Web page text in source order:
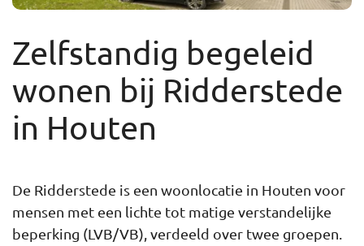
Zelfstandig begeleid
wonen bij Ridderstede
in Houten
De Ridderstede is een woonlocatie in Houten voor
mensen met een lichte tot matige verstandelijke
beperking (LVB/VB), verdeeld over twee groepen.